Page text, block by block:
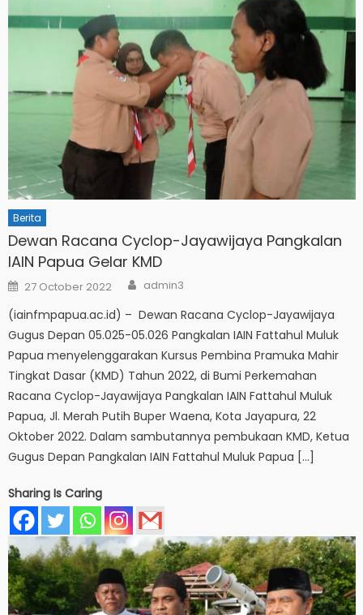
Berita
Dewan Racana Cyclop-Jayawijaya Pangkalan
IAIN Papua Gelar KMD
Posted
on
27 October 2022 Author
admin3
(iainfmpapua.ac.id) – Dewan Racana Cyclop-Jayawijaya
Gugus Depan 05.025-05.026 Pangkalan IAIN Fattahul Muluk
Papua menyelenggarakan Kursus Pembina Pramuka Mahir
Tingkat Dasar (KMD) Tahun 2022, di Bumi Perkemahan
Racana Cyclop-Jayawijaya Pangkalan IAIN Fattahul Muluk
Papua, Jl. Merah Putih Buper Waena, Kota Jayapura, 22
Oktober 2022. Dalam sambutannya pembukaan KMD, Ketua
Gugus Depan Pangkalan IAIN Fattahul Muluk Papua […]
Sharing Is Caring